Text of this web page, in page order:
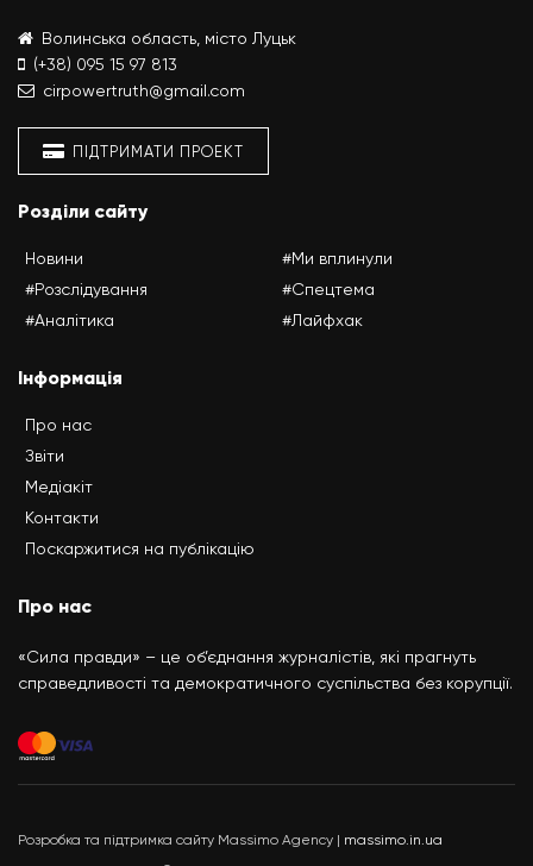
Волинська область, місто Луцьк
(+38) 095 15 97 813
cirpowertruth@gmail.com
ПІДТРИМАТИ ПРОЕКТ
Розділи сайту
Новини
#Розслідування
#Аналітика
#Ми вплинули
#Спецтема
#Лайфхак
Інформація
Про нас
Звіти
Медіакіт
Контакти
Поскаржитися на публікацію
Про нас
«Сила правди» – це об’єднання журналістів, які прагнуть
справедливості та демократичного суспільства без корупції.
Розробка та підтримка сайту Massimo Agency | massimo.in.ua